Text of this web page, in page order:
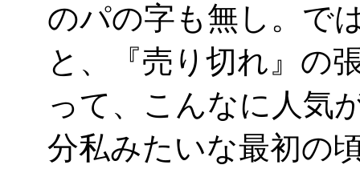
のパの字も無し。で
と、『売り切れ』の
って、こんなに人気
分私みたいな最初の